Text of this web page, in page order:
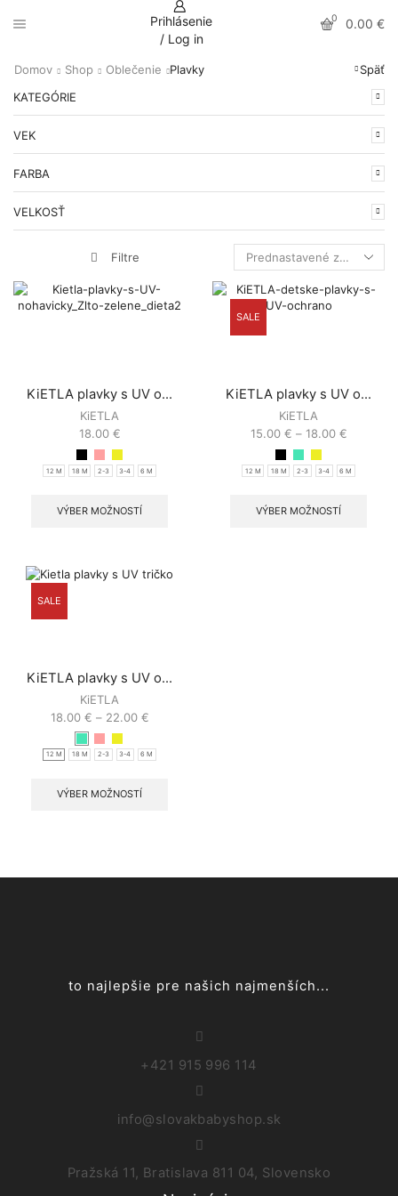
Prihlásenie
/ Log in
0 0.00 €
Domov Shop Oblečenie Plavky Späť
Filtre
KiETLA plavky s UV o...
KiETLA
18.00 €
12 M 18 M 2-3 3-4 6 M
VÝBER MOŽNOSTÍ
SALE
KiETLA plavky s UV o...
KiETLA
15.00 € – 18.00 €
12 M 18 M 2-3 3-4 6 M
VÝBER MOŽNOSTÍ
SALE
KiETLA plavky s UV o...
KiETLA
18.00 € – 22.00 €
12 M 18 M 2-3 3-4 6 M
VÝBER MOŽNOSTÍ
KATEGÓRIE
VEK
FARBA
VELKOSŤ
to najlepšie pre našich najmenších...
+421 915 996 114
info@slovakbabyshop.sk
Pražská 11, Bratislava 811 04, Slovensko